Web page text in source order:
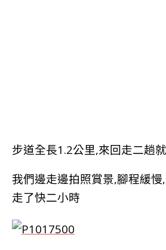
步道全長1.2公里,來回走二趟
我們邊走邊拍照賞景,腳程緩
走了快二小時